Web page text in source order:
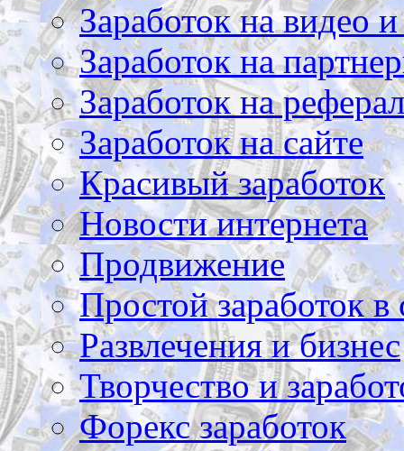
Заработок на видео
Заработок на
Заработок на
Заработок на сайте
Красивый заработок
Новости интернета
Продвижение
Простой заработок в
Развлечения и бизнес
Творчество и
Форекс заработок